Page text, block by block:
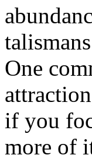
One
if you
more of